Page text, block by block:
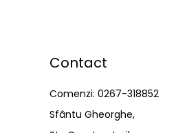
Contact
Comenzi: 0267-318852
Sfântu Gheorghe,